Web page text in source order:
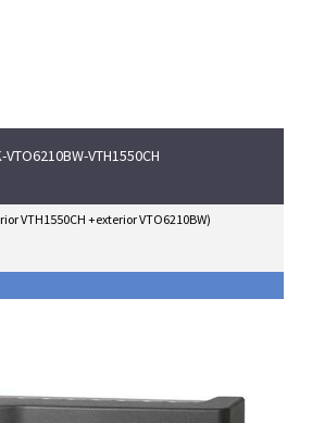
VTO6210BW-VTH1550CH
VTH1550CH +exterior VTO6210BW)